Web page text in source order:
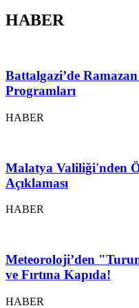
HABER
Battalgazi’de
Programları
HABER
Malatya Valiliği'nden
Açıklaması
HABER
Meteoroloji’den
ve Fırtına Kapıda!
HABER